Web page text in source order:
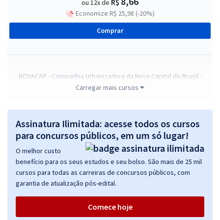
ou 12x de R$
Economize R$ 25,98 (-20%)
Comprar
NOVACAP - Companhia Urbanizadora da Nova Capital do Brasil -
Conhecimentos Básicos e Complementares para Todos os Cargos
25,99
Economize R$ 77,98 (-20%)
Comprar
NOVACAP - Companhia Urbanizadora da Nova Capital do Brasil -
Administrador
à vista
Carregar mais cursos
Assinatura Ilimitada: acesse todos os cursos
para concursos públicos, em um só lugar!
O melhor custo
benefício para os seus estudos e seu bolso. São mais de 25 mil
cursos para todas as carreiras de concursos públicos, com
garantia de atualização pós-edital.
Comece hoje